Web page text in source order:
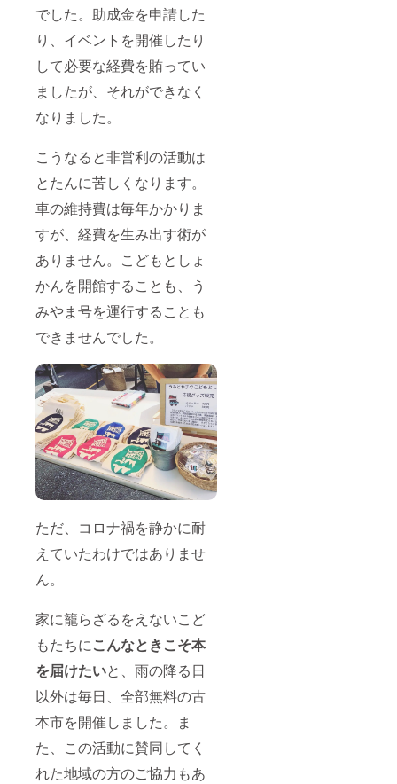
でした。助成金を申請した
り、イベントを開催したり
して必要な経費を賄ってい
ましたが、それができなく
なりました。
こうなると非営利の活動は
とたんに苦しくなります。
車の維持費は毎年かかりま
すが、経費を生み出す術が
ありません。こどもとしょ
かんを開館することも、う
みやま号を運行することも
できませんでした。
ただ、コロナ禍を静かに耐
えていたわけではありませ
ん。
家に籠らざるをえないこど
もたちにこんなときこそ本
を届けたいと、雨の降る日
以外は毎日、全部無料の古
本市を開催しました。ま
た、この活動に賛同してく
れた地域の方のご協力もあ